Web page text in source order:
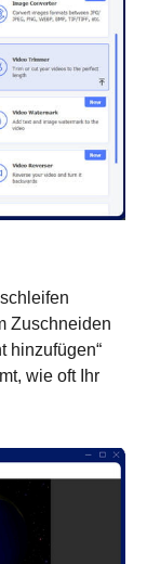
Zuschneiden
hinzufügen“
wie oft Ihr